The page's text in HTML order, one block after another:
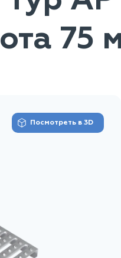
75
Посмотреть в 3D